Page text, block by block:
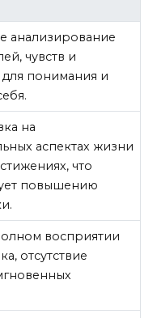
анализирование
чувств и
для понимания и
на
аспектах жизни
что
повышению
восприятии
отсутствие